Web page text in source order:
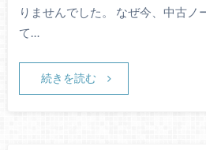
りませんでした。 なぜ今、中古ノ
て…
続きを読む